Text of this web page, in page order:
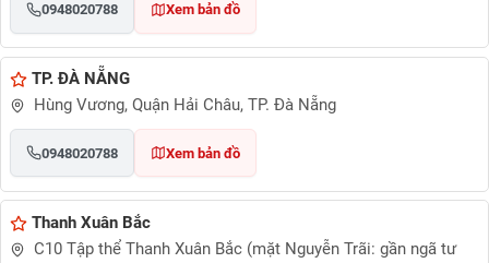
0948020788 Xem bản đồ
TP. ĐÀ NẴNG
Hùng Vương, Quận Hải Châu, TP. Đà Nẵng
0948020788 Xem bản đồ
Thanh Xuân Bắc
C10 Tập thể Thanh Xuân Bắc (mặt Nguyễn Trãi: gần ngã tư